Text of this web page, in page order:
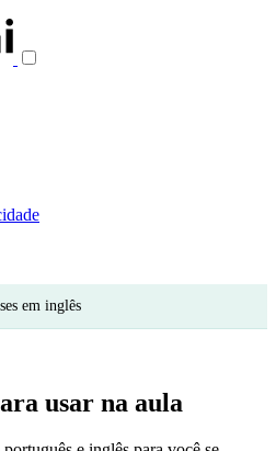
em inglês
usar na aula